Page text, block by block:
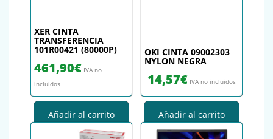
XER CINTA
TRANSFERENCIA
101R00421 (80000P)
461,90€ IVA no
incluidos
Añadir al carrito
OKI CINTA 09002303
NYLON NEGRA
14,57€ IVA no incluidos
Añadir al carrito